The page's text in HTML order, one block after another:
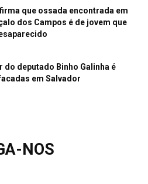
que ossada encontrada em
dos Campos é de jovem que
do deputado Binho Galinha é
em Salvador
NOS